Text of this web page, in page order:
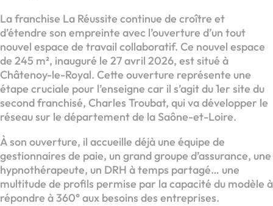
La franchise La Réussite continue de croître et
d’étendre son empreinte avec l’ouverture d’un tout
nouvel espace de travail collaboratif. Ce nouvel espace
de 245 m², inauguré le 27 avril 2026, est situé à
Châtenoy-le-Royal. Cette ouverture représente une
étape cruciale pour l’enseigne car il s’agit du 1er site du
second franchisé, Charles Troubat, qui va développer le
réseau sur le département de la Saône-et-Loire.
À son ouverture, il accueille déjà une équipe de
gestionnaires de paie, un grand groupe d’assurance, une
hypnothérapeute, un DRH à temps partagé… une
multitude de profils permise par la capacité du modèle à
répondre à 360° aux besoins des entreprises.